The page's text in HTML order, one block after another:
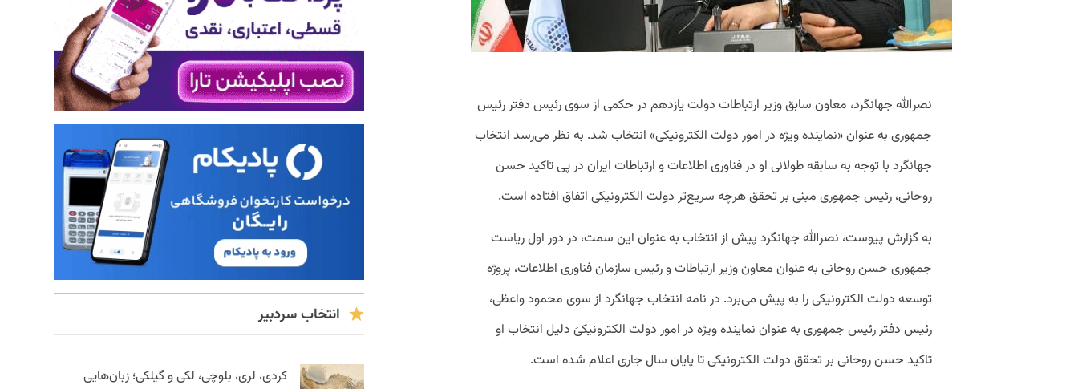
نصرالله جهانگرد، معاون سابق وزیر ارتباطات دولت یازدهم در حکمی از سوی رئیس دفتر رئیس
جمهوری به عنوان «نماینده ویژه در امور دولت الکترونیکی» انتخاب شد. به نظر می‌رسد انتخاب
جهانگرد با توجه به سابقه طولانی او در فناوری اطلاعات و ارتباطات ایران در پی تاکید حسن
روحانی، رئیس جمهوری مبنی بر تحقق هرچه سریع‌تر دولت الکترونیکی اتفاق افتاده است.
به گزارش پیوست، نصرالله جهانگرد پیش از انتخاب به عنوان این سمت، در دور اول ریاست
جمهوری حسن روحانی به عنوان معاون وزیر ارتباطات و رئیس سازمان فناوری اطلاعات، پروژه
توسعه دولت الکترونیکی را به پیش می‌برد. در نامه انتخاب جهانگرد از سوی محمود واعظی،
رئیس دفتر رئیس جمهوری به عنوان نماینده ویژه در امور دولت الکترونیکیَ دلیل انتخاب او
تاکید حسن روحانی بر تحقق دولت الکترونیکی تا پایان سال جاری اعلام شده است.
انتخاب سردبیر
کردی، لری، بلوچی، لکی و گیلکی؛ زبان‌هایی